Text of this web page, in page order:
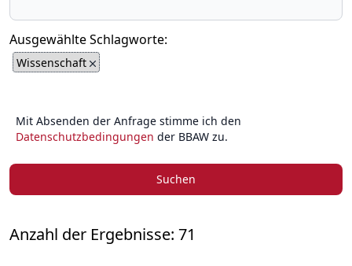
Ausgewählte Schlagworte:
Wissenschaft
Mit Absenden der Anfrage stimme ich den
Datenschutzbedingungen der BBAW zu.
Suchen
Anzahl der Ergebnisse: 71